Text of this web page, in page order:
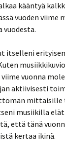
kääntyä
vuoden viime
itselleni
vuonna
aktiivisesti
mittaisille
musiikilla
että tänä
kertaa ikinä.